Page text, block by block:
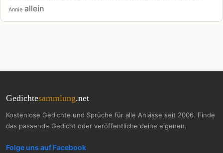
Annie allein
Gedichtesammlung.net
Kostenlose Gedichte und Sprüche für alle Anlässe seit 2006. Finde
das passende Gedicht oder veröffentliche deine eigenen.
Folge uns auf Facebook